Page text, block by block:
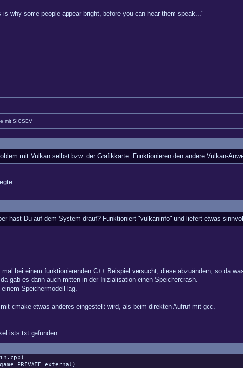
why some people appear bright, before you can hear them speak..."
mit SIGSEV
mit Vulkan selbst bzw. der Grafikkarte. Funktionieren den andere Vulkan-
hast Du auf dem System drauf? Funktioniert "vulkaninfo" und liefert etwas
bei einem funktionierenden C++ Beispiel versucht, diese abzuändern, so da
gab es dann auch mitten in der Inizialisation einen Speichercrash.
Speichermodell lag.
cmake etwas anderes eingestellt wird, als beim direkten Aufruf mit gcc.
gefunden.
PRIVATE external)